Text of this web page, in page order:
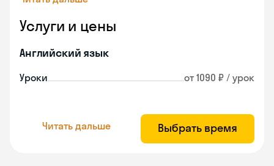
Услуги и цены
Английский язык
Уроки от 1090 ₽ / урок
Читать дальше Выбрать время